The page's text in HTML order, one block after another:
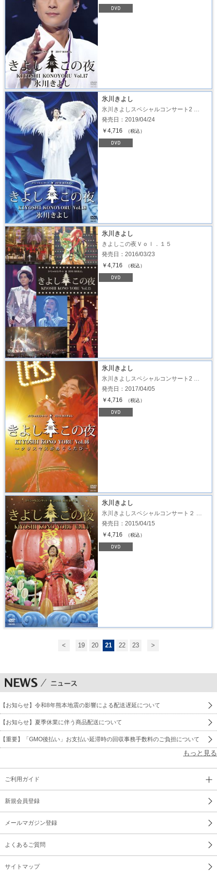
氷川きよし
氷川きよしスペシャルコンサート2 …
発売日：2019/04/24
￥4,716
（税込）
氷川きよし
きよしこの夜Ｖｏｌ．１５
発売日：2016/03/23
￥4,716
（税込）
氷川きよし
氷川きよしスペシャルコンサート2 …
発売日：2017/04/05
￥4,716
（税込）
氷川きよし
氷川きよしスペシャルコンサート２ …
発売日：2015/04/15
￥4,716
（税込）
< 19 20 21 22 23 >
【お知らせ】令和8年熊本地震の影響による配送遅延について
【お知らせ】夏季休業に伴う商品配送について
【重要】「GMO後払い」お支払い延滞時の回収事務手数料のご負担について
もっと見る
ご利用ガイド
新規会員登録
メールマガジン登録
よくあるご質問
サイトマップ